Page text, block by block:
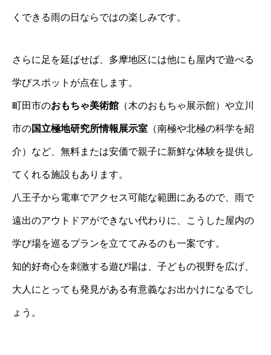
くできる雨の日ならではの楽しみです。
さらに足を延ばせば、多摩地区には他にも屋内で遊べる
学びスポットが点在します。
町田市のおもちゃ美術館 （木のおもちゃ展示館）や立川
市の国立極地研究所情報展示室 （南極や北極の科学を紹
介）など、無料または安価で親子に新鮮な体験を提供し
てくれる施設もあります。
八王子から電車でアクセス可能な範囲にあるので、雨で
遠出のアウトドアができない代わりに、こうした屋内の
学び場を巡るプランを立ててみるのも一案です。
知的好奇心を刺激する遊び場は、子どもの視野を広げ、
大人にとっても発見がある有意義なお出かけになるでし
ょう。